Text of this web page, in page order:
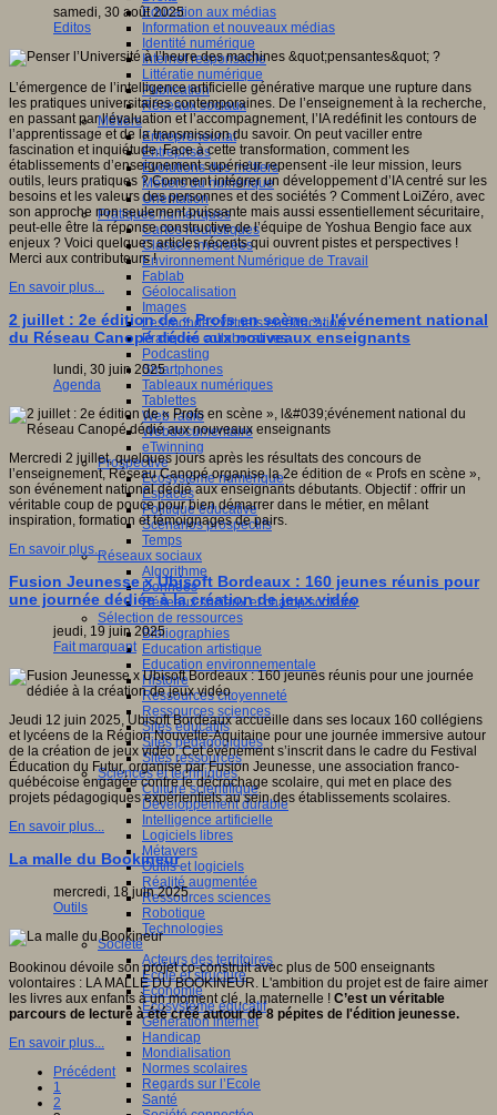
Education aux médias
Information et nouveaux médias
Identité numérique
Internet responsable
Littératie numérique
Publication
Réseaux sociaux
Métiers
Entrepreneuriat
Entreprises
Evolutions des métiers
Métiers du numérique
Orientation
Pratiques numériques
Cartes heuristiques
Classes inversées
Environnement Numérique de Travail
Fablab
Géolocalisation
Images
Les mondes virtuels en éducation
Pratiques collaboratives
Podcasting
Smartphones
Tableaux numériques
Tablettes
Web radio
Webdocumentaire
eTwinning
Prospective
Ecosystème numérique
Espaces
Politique éducative
Scénarios prospectifs
Temps
Réseaux sociaux
Algorithme
Données
Réseaux sociaux et champ scolaire
Sélection de ressources
Bibliographies
Education artistique
Education environnementale
Histoire
Ressources citoyenneté
Ressources sciences
Sites éducatifs
Sites pédagogiques
Sites ressources
Sciences et techniques
Culture scientifique
Développement durable
Intelligence artificielle
Logiciels libres
Métavers
Outils et logiciels
Réalité augmentée
Ressources sciences
Robotique
Technologies
Société
Acteurs des territoires
Ecole et structure
Economie
Ecosystème éducatif
Génération internet
Handicap
Mondialisation
Normes scolaires
Regards sur l’Ecole
Santé
samedi, 30 août 2025
Editos
L’émergence de l’intelligence artificielle générative marque une rupture dans
les pratiques universitaires contemporaines. De l’enseignement à la recherche,
en passant par l’évaluation et l’accompagnement, l’IA redéfinit les contours de
l’apprentissage et de la transmission du savoir. On peut vaciller entre
fascination et inquiétude. Face à cette transformation, comment les
établissements d’enseignement supérieur repensent -ile leur mission, leurs
outils, leurs pratiques ? Comment intégrer un développement d’IA centré sur les
besoins et les valeurs des personnes et des sociétés ? Comment LoiZéro, avec
son approche non seulement puissante mais aussi essentiellement sécuritaire,
peut-elle être la réponse constructive de l’équipe de Yoshua Bengio face aux
enjeux ? Voici quelques articles récents qui ouvrent pistes et perspectives !
Merci aux contributeurs !
En savoir plus...
2 juillet : 2e édition de « Profs en scène », l'événement national
du Réseau Canopé dédié aux nouveaux enseignants
lundi, 30 juin 2025
Agenda
Mercredi 2 juillet, quelques jours après les résultats des concours de
l’enseignement, Réseau Canopé organise la 2e édition de « Profs en scène »,
son événement national dédié aux enseignants débutants. Objectif : offrir un
véritable coup de pouce pour bien démarrer dans le métier, en mêlant
inspiration, formation et témoignages de pairs.
En savoir plus...
Fusion Jeunesse x Ubisoft Bordeaux : 160 jeunes réunis pour
une journée dédiée à la création de jeux vidéo
jeudi, 19 juin 2025
Fait marquant
Jeudi 12 juin 2025, Ubisoft Bordeaux accueille dans ses locaux 160 collégiens
et lycéens de la Région Nouvelle-Aquitaine pour une journée immersive autour
de la création de jeux vidéo. Cet événement s’inscrit dans le cadre du Festival
Éducation du Futur, organisé par Fusion Jeunesse, une association franco-
québécoise engagée contre le décrochage scolaire, qui met en place des
projets pédagogiques expérientiels au sein des établissements scolaires.
En savoir plus...
La malle du Bookineur
mercredi, 18 juin 2025
Outils
Bookinou dévoile son projet co-construit avec plus de 500 enseignants
volontaires : LA MALLE DU BOOKINEUR. L'ambition du projet est de faire aimer
les livres aux enfants à un moment clé, la maternelle ! C’est un véritable
parcours de lecture à été créé autour de 8 pépites de l'édition jeunesse.
En savoir plus...
Précédent
1
2